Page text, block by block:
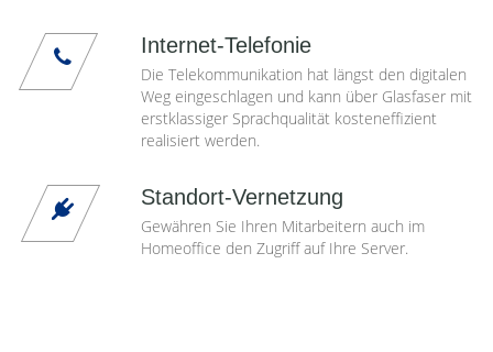
Internet-Telefonie
Die Telekommunikation hat längst den digitalen
Weg eingeschlagen und kann über Glasfaser mit
erstklassiger Sprachqualität kosteneffizient
realisiert werden.
Standort-Vernetzung
Gewähren Sie Ihren Mitarbeitern auch im
Homeoffice den Zugriff auf Ihre Server.